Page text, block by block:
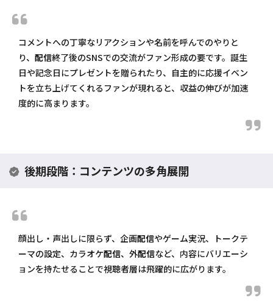
コメントへの丁寧なリアクションや名前を呼んでのやりと
り、 配信終了後のSNSでの交流がファン形成の要です。誕生
日や記念日にプレゼントを贈られたり、自主的に応援イベン
トを立ち上げてくれるファンが現れると、収益の伸びが加速
度的に高まります。
後期段階：コンテンツの多角展開
顔出し・声出しに限らず、企画配信やゲーム実況、トークテ
ーマの設定、カラオケ配信、外配信など、内容にバリエーシ
ョンを持たせることで視聴者層は飛躍的に広がります。